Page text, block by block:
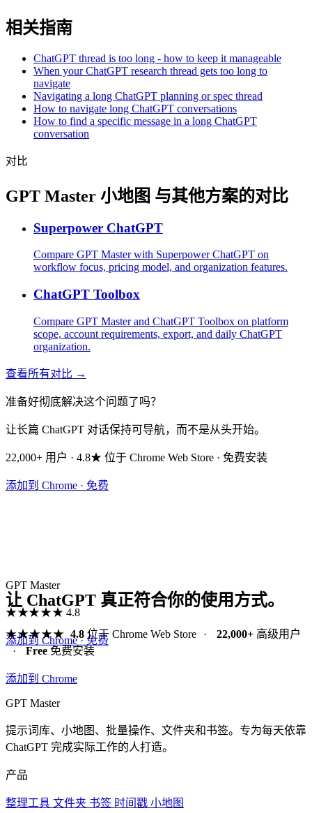
相关指南
ChatGPT thread is too long - how to keep it manageable
When your ChatGPT research thread gets too long to
navigate
Navigating a long ChatGPT planning or spec thread
How to navigate long ChatGPT conversations
How to find a specific message in a long ChatGPT
conversation
对比
GPT Master 小地图 与其他方案的对比
Superpower ChatGPT
Compare GPT Master with Superpower ChatGPT on
workflow focus, pricing model, and organization features.
ChatGPT Toolbox
Compare GPT Master and ChatGPT Toolbox on platform
scope, account requirements, export, and daily ChatGPT
organization.
查看所有对比 →
准备好彻底解决这个问题了吗？
让长篇 ChatGPT 对话保持可导航，而不是从头开始。
22,000+ 用户 · 4.8★ 位于 Chrome Web Store · 免费安装
添加到 Chrome · 免费
GPT Master
★★★★★ 4.8
添加到 Chrome · 免费
让 ChatGPT 真正符合你的使用方式。
★★★★★ 4.8位于 Chrome Web Store · 22,000+高级用户
·
Free 免费安装
添加到 Chrome
GPT Master
提示词库、小地图、批量操作、文件夹和书签。专为每天依靠
ChatGPT 完成实际工作的人打造。
产品
整理工具 文件夹 书签 时间戳 小地图